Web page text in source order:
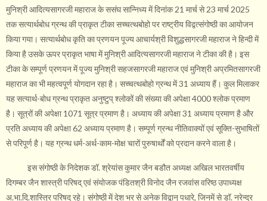
मुनिश्री आदित्यसागरजी महाराज के ससंघ सान्निध्य में दिनांक 21 मार्च से 23 मार्च 2025
तक सत्यार्थबोध ग्रन्थ की प्राकृत टीका सच्चत्थबोहो पर राष्ट्रीय विद्वत्संगोष्ठी का आयोजन
किया गया। सत्यार्थबोध कृति का प्रणयन पूज्य आचार्यश्री विशुद्धसागरजी महाराज ने हिन्दी में
किया है उसके ऊपर प्राकृत भाषा में मुनिश्री आदित्यसागरजी महाराज ने टीका की है। इस
टीका के सम्पूर्ण प्रणयन में पूज्य मुनिश्री सहजसागरजी महाराज एवं मुनिश्री अप्रमितसागरजी
महाराज का भी महत्वपूर्ण योगदान रहा है। सच्चत्थबोहो ग्रन्थ में 31 अध्याय हैं। कुल मिलाकर
यह सत्यार्थ-बोध ग्रन्थ प्राकृत अनुष्टुप् श्लोकों की संख्या की अपेक्षा 4000 श्लोक प्रमाण
है। सूत्रों की अपेक्षा 1071 सूत्र प्रमाण है। अध्याय की अपेक्षा 31 अध्याय प्रमाण है और
प्रति अध्याय की अपेक्षा 62 अध्याय प्रमाण है। सम्पूर्ण ग्रन्थ नीतिवाक्यों एवं सूक्ति-सुभाषितों
से परिपूर्ण है। यह ग्रन्थ धर्म-अर्थ-काम-मोक्ष चारों पुरुषार्थों को प्रदान करने वाला है।
इस संगोष्ठी के निदेशक डॉ. श्रेयांस कुमार जैन बडौत अध्यक्ष अखिल भारतवर्षीय
दिगम्बर जैन शास्त्री परिषद् एवं संयोजक पंडितश्री विनोद जैन रजवांस वरिष्ठ उपाध्यक्ष
अ.भा.दि.शास्त्रि परिषद् रहे। संगोष्ठी में देश भर से अनेक विद्वान् पधारे, जिनमें से डॉ. नरेन्द्र